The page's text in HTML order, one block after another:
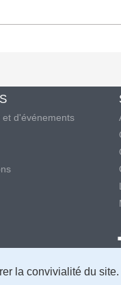
la convivialité du
et d'événements